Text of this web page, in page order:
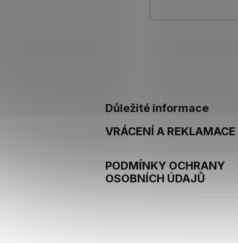
Důležité informace
VRÁCENÍ A REKLAMACE
PODMÍNKY OCHRANY
OSOBNÍCH ÚDAJŮ